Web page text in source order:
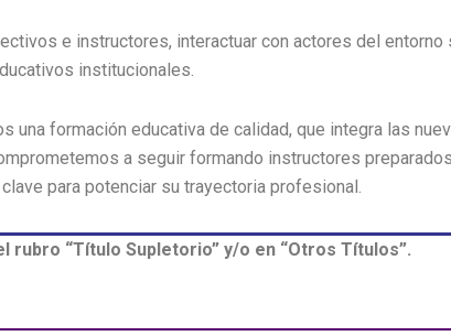
e instructores, interactuar con actores del
institucionales.
una formación educativa de calidad, que integra las
a seguir formando instructores
para potenciar su trayectoria profesional.
“Título Supletorio” y/o en “Otros Títulos”.